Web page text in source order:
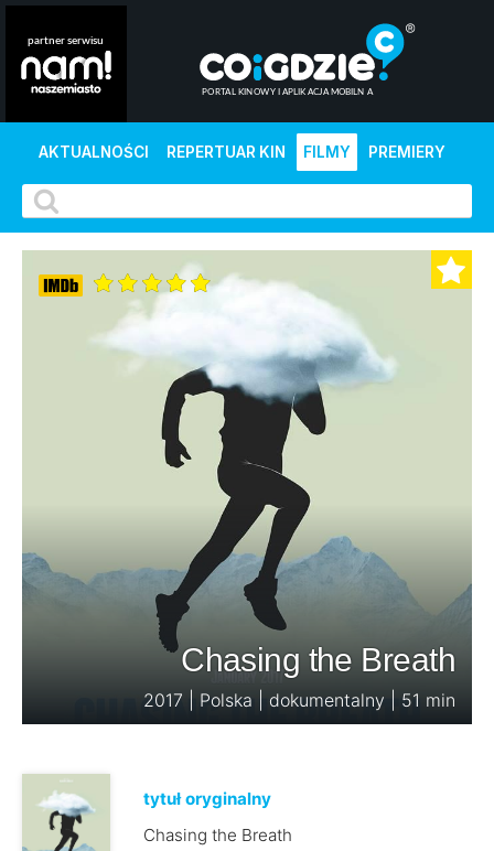
AKTUALNOŚCI REPERTUAR KIN FILMY PREMIERY
Chasing the Breath
2017 | Polska | dokumentalny | 51 min
tytuł oryginalny
Chasing the Breath